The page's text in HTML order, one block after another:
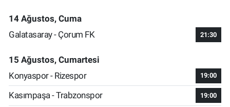
14 Ağustos, Cuma
Galatasaray - Çorum FK
21:30
15 Ağustos, Cumartesi
Konyaspor - Rizespor
19:00
Kasımpaşa - Trabzonspor 19:00